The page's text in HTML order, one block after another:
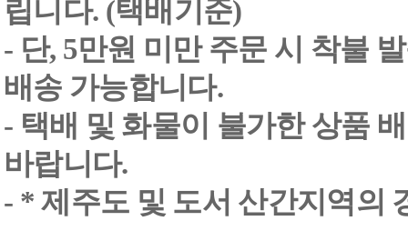
립니다. (택배기준)
- 단, 5만원 미만 주문 시 착불
배송 가능합니다.
- 택배 및 화물이 불가한 상품
바랍니다.
- * 제주도 및 도서 산간지역의